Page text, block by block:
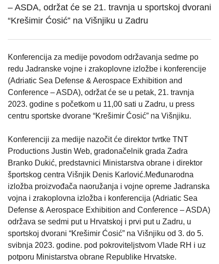
– ASDA, održat će se 21. travnja u sportskoj dvorani
“Krešimir Ćosić” na Višnjiku u Zadru
Konferencija za medije povodom održavanja sedme po
redu Jadranske vojne i zrakoplovne izložbe i konferencije
(Adriatic Sea Defense & Aerospace Exhibition and
Conference – ASDA), održat će se u petak, 21. travnja
2023. godine s početkom u 11,00 sati u Zadru, u press
centru sportske dvorane “Krešimir Ćosić” na Višnjiku.
Konferenciji za medije nazočit će direktor tvrtke TNT
Productions Justin Web, gradonačelnik grada Zadra
Branko Dukić, predstavnici Ministarstva obrane i direktor
športskog centra Višnjik Denis Karlović.Međunarodna
izložba proizvođača naoružanja i vojne opreme Jadranska
vojna i zrakoplovna izložba i konferencija (Adriatic Sea
Defense & Aerospace Exhibition and Conference – ASDA)
održava se sedmi put u Hrvatskoj i prvi put u Zadru, u
sportskoj dvorani “Krešimir Ćosić” na Višnjiku od 3. do 5.
svibnja 2023. godine. pod pokroviteljstvom Vlade RH i uz
potporu Ministarstva obrane Republike Hrvatske.